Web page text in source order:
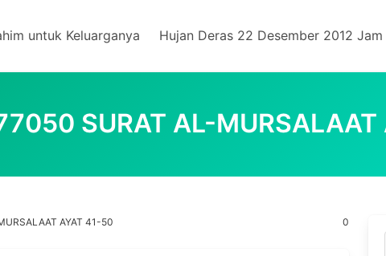
untuk Keluarganya Hujan Deras 22 Desember 2012
SURAT AL-MURSALAAT
AYAT 41-50 0